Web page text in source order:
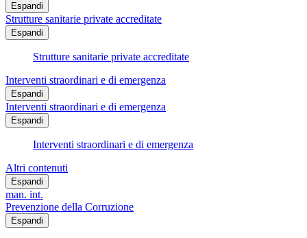
Espandi
Strutture sanitarie private accreditate
Espandi
Strutture sanitarie private accreditate
Interventi straordinari e di emergenza
Espandi
Interventi straordinari e di emergenza
Espandi
Interventi straordinari e di emergenza
Altri contenuti
Espandi
man. int.
Prevenzione della Corruzione
Espandi